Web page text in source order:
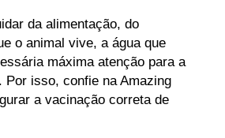
da alimentação, do
o animal vive, a água que
máxima atenção para a
Por isso, confie na Amazing
a vacinação correta de